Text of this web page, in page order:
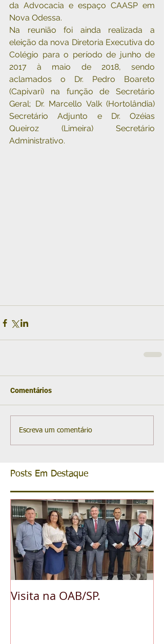
da Advocacia e espaço CAASP em
Nova Odessa.
Na reunião foi ainda realizada a
eleição da nova Diretoria Executiva do
Colégio para o período de junho de
2017 à maio de 2018, sendo
aclamados o Dr. Pedro Boareto
(Capivari) na função de Secretário
Geral; Dr. Marcello Valk (Hortolândia)
Secretário Adjunto e Dr. Ozéias
Queiroz (Limeira) Secretário
Administrativo.
Comentários
Escreva um comentário
Posts Em Destaque
Visita na OAB/SP.